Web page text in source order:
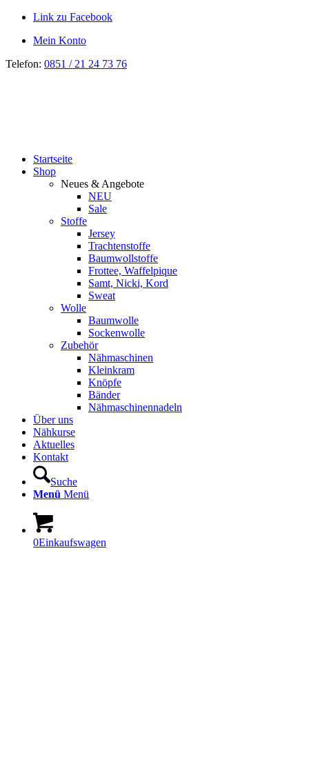
Link zu Facebook
Mein Konto
Telefon: 0851 / 21 24 73 76
Startseite
Shop
Neues & Angebote
NEU
Sale
Stoffe
Jersey
Trachtenstoffe
Baumwollstoffe
Frottee, Waffelpique
Samt, Nicki, Kord
Sweat
Wolle
Baumwolle
Sockenwolle
Zubehör
Nähmaschinen
Kleinkram
Knöpfe
Bänder
Nähmaschinennadeln
Über uns
Nähkurse
Aktuelles
Kontakt
Suche
Menü Menü
0Einkaufswagen